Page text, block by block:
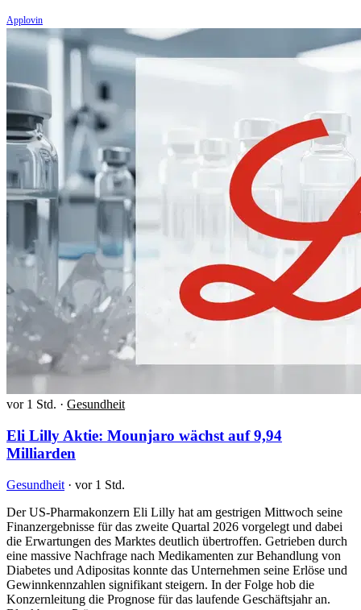
Applovin
vor 1 Std. · Gesundheit
Eli Lilly Aktie: Mounjaro wächst auf 9,94
Milliarden
Gesundheit · vor 1 Std.
Der US-Pharmakonzern Eli Lilly hat am gestrigen Mittwoch seine
Finanzergebnisse für das zweite Quartal 2026 vorgelegt und dabei
die Erwartungen des Marktes deutlich übertroffen. Getrieben durch
eine massive Nachfrage nach Medikamenten zur Behandlung von
Diabetes und Adipositas konnte das Unternehmen seine Erlöse und
Gewinnkennzahlen signifikant steigern. In der Folge hob die
Konzernleitung die Prognose für das laufende Geschäftsjahr an.